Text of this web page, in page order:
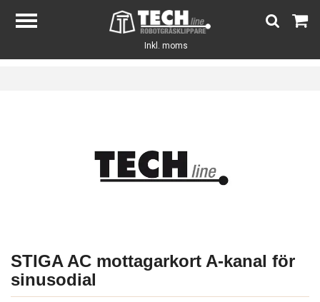
Inkl. moms
STIGA AC mottagarkort A-kanal för
sinusodial